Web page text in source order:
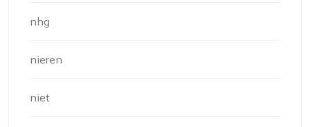
nhg
nieren
niet